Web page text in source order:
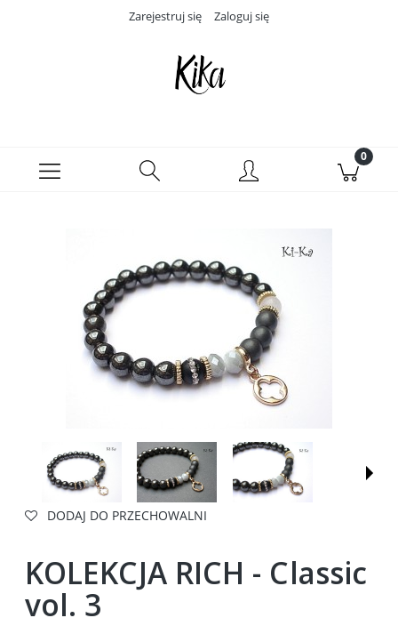
Zarejestruj się Zaloguj się
DODAJ DO PRZECHOWALNI
KOLEKCJA RICH - Classic
vol. 3